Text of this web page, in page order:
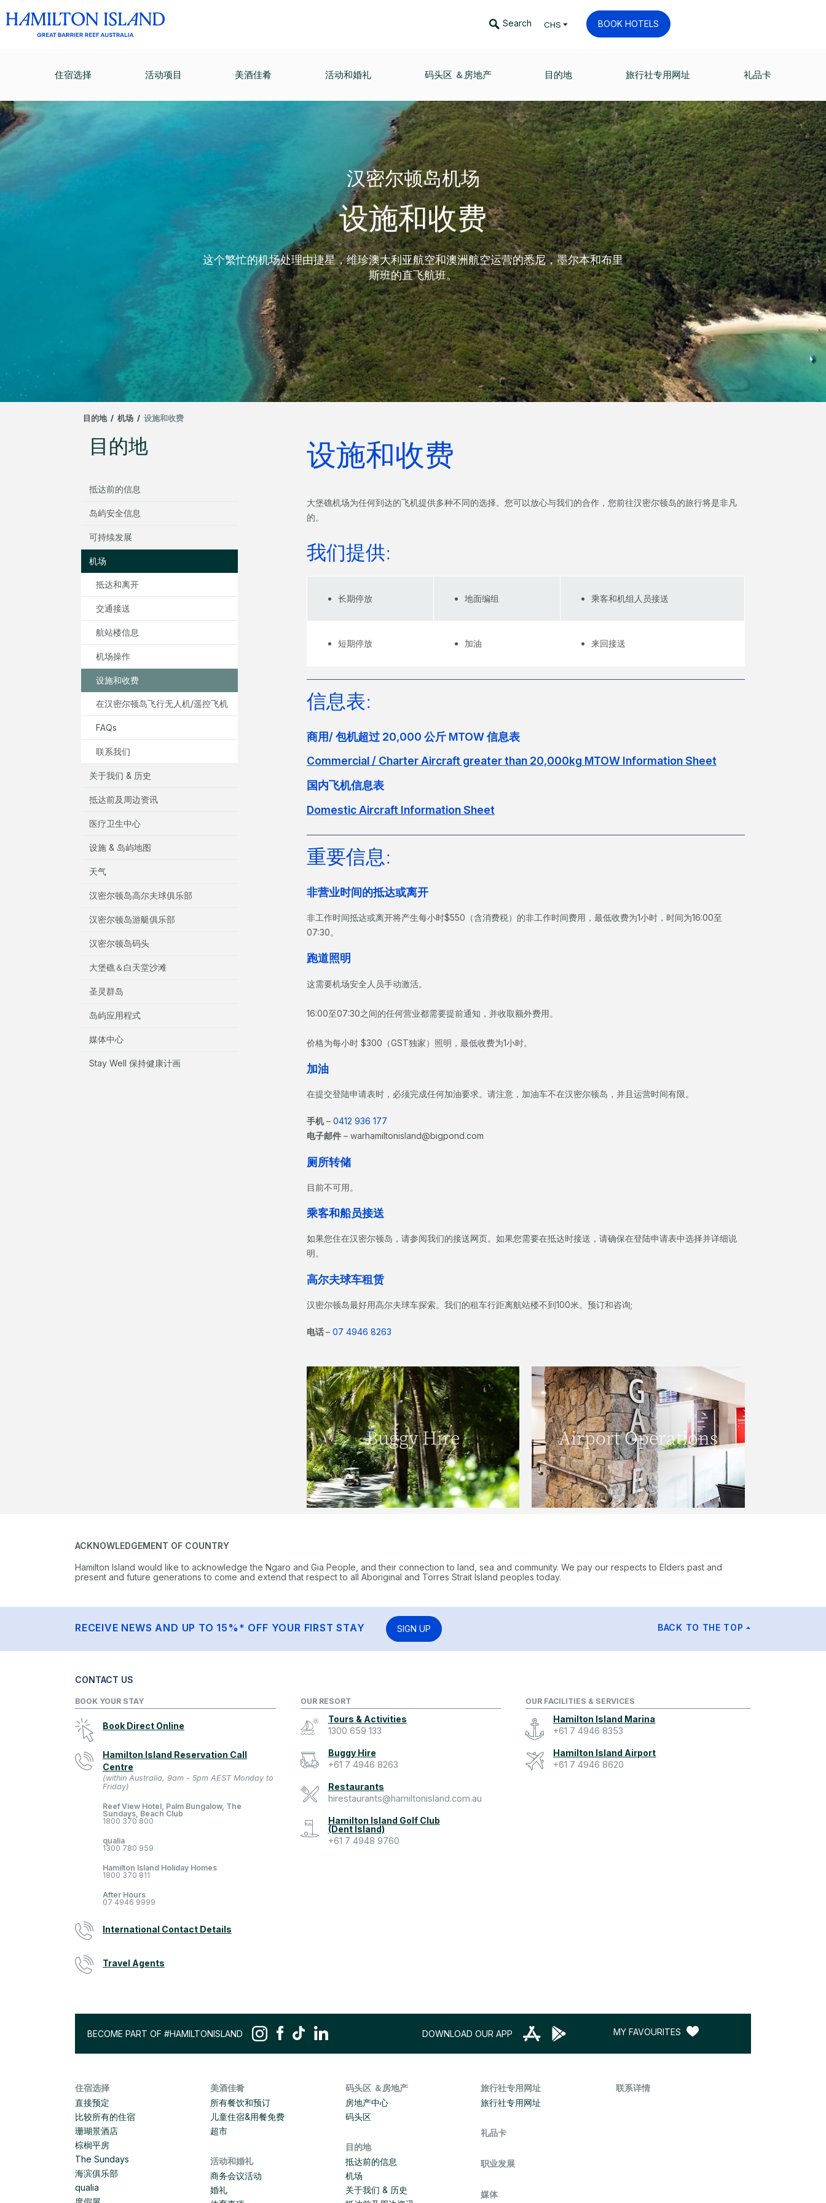
Search CHS BOOK HOTELS
住宿选择 活动项目 美酒佳肴 活动和婚礼 码头区 ＆房地产 目的地 旅行社专用网址 礼品卡
汉密尔顿岛机场
设施和收费
这个繁忙的机场处理由捷星，维珍澳大利亚航空和澳洲航空运营的悉尼，墨尔本和布里
斯班的直飞航班。
目的地 / 机场 / 设施和收费
目的地
抵达前的信息
岛屿安全信息
可持续发展
机场
抵达和离开
交通接送
航站楼信息
机场操作
设施和收费
在汉密尔顿岛飞行无人机/遥控飞机
FAQs
联系我们
关于我们 & 历史
抵达前及周边资讯
医疗卫生中心
设施 & 岛屿地图
天气
汉密尔顿岛高尔夫球俱乐部
汉密尔顿岛游艇俱乐部
汉密尔顿岛码头
大堡礁＆白天堂沙滩
圣灵群岛
岛屿应用程式
媒体中心
Stay Well 保持健康计画
设施和收费
大堡礁机场为任何到达的飞机提供多种不同的选择。您可以放心与我们的合作，您前往汉密尔顿岛的旅行将是非凡
的。
我们提供:
长期停放 地面编组 乘客和机组人员接送
短期停放 加油 来回接送
信息表:
商用/ 包机超过 20,000 公斤 MTOW 信息表
Commercial / Charter Aircraft greater than 20,000kg MTOW Information Sheet
国内飞机信息表
Domestic Aircraft Information Sheet
重要信息:
非营业时间的抵达或离开
非工作时间抵达或离开将产生每小时$550（含消费税）的非工作时间费用，最低收费为1小时，时间为16:00至
07:30。
跑道照明
这需要机场安全人员手动激活。
16:00至07:30之间的任何营业都需要提前通知，并收取额外费用。
价格为每小时 $300（GST独家）照明，最低收费为1小时。
加油
在提交登陆申请表时，必须完成任何加油要求。请注意，加油车不在汉密尔顿岛，并且运营时间有限。
手机– 0412 936 177
电子邮件– warhamiltonisland@bigpond.com
厕所转储
目前不可用。
乘客和船员接送
如果您住在汉密尔顿岛，请参阅我们的接送网页。如果您需要在抵达时接送，请确保在登陆申请表中选择并详细说
明。
高尔夫球车租赁
汉密尔顿岛最好用高尔夫球车探索。我们的租车行距离航站楼不到100米。预订和咨询;
电话– 07 4946 8263
Buggy Hire
READ MORE Airport Operations
READ MORE
ACKNOWLEDGEMENT OF COUNTRY
Hamilton Island would like to acknowledge the Ngaro and Gia People, and their connection to land, sea and community. We pay our respects to Elders past and
present and future generations to come and extend that respect to all Aboriginal and Torres Strait Island peoples today.
RECEIVE NEWS AND UP TO 15%* OFF YOUR FIRST STAY SIGN UP BACK TO THE TOP
CONTACT US
BOOK YOUR STAY
Book Direct Online
Hamilton Island Reservation Call
Centre
(within Australia, 9am - 5pm AEST Monday to
Friday)
Reef View Hotel, Palm Bungalow, The
Sundays, Beach Club
1800 370 800
qualia
1300 780 959
Hamilton Island Holiday Homes
1800 370 811
After Hours
07 4946 9999
International Contact Details
Travel Agents
OUR RESORT
Tours & Activities
1300 659 133
Buggy Hire
+61 7 4946 8263
Restaurants
hirestaurants@hamiltonisland.com.au
Hamilton Island Golf Club
(Dent Island)
+61 7 4948 9760
OUR FACILITIES & SERVICES
Hamilton Island Marina
+61 7 4946 8353
Hamilton Island Airport
+61 7 4946 8620
BECOME PART OF #HAMILTONISLAND DOWNLOAD OUR APP MY FAVOURITES
住宿选择
直接预定
比较所有的住宿
珊瑚景酒店
棕榈平房
The Sundays
海滨俱乐部
qualia
美酒佳肴
所有餐饮和预订
儿童住宿&用餐免费
超市
活动和婚礼
商务会议活动
婚礼
码头区 ＆房地产
房地产中心
码头区
目的地
抵达前的信息
机场
关于我们 & 历史
旅行社专用网址
旅行社专用网址
礼品卡
职业发展
媒体
联系详情